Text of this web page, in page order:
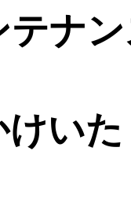
テナ
けい